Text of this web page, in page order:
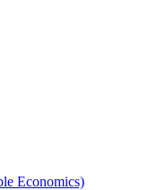
Economics)